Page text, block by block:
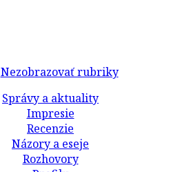
Nezobrazovať rubriky
Správy a aktuality
Impresie
Recenzie
Názory a eseje
Rozhovory